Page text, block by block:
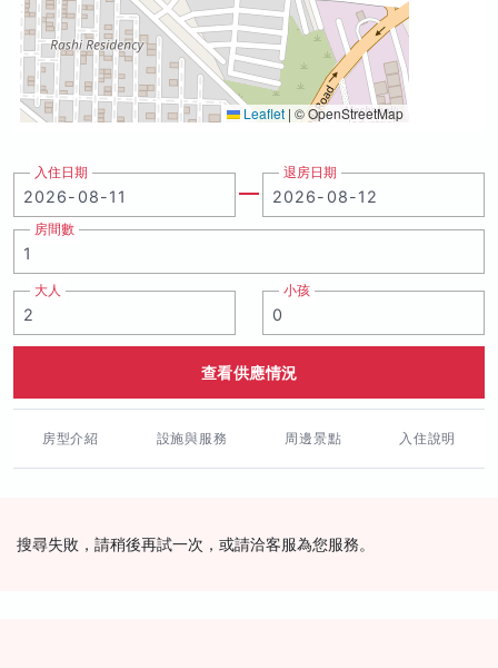
Leaflet | © OpenStreetMap
入住日期 退房日期
房間數
大人 小孩
查看供應情況
房型介紹 設施與服務 周邊景點 入住說明
搜尋失敗，請稍後再試一次，或請洽客服為您服務。